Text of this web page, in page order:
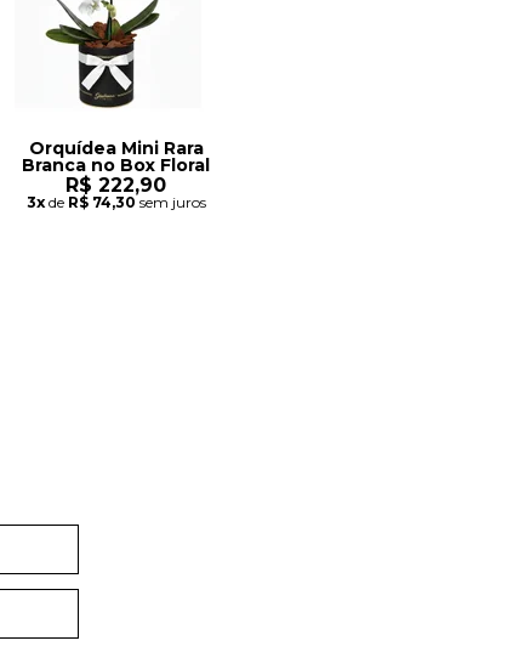
Orquídea Mini Rara
Branca no Box Floral
R$ 222,90
3xde R$ 74,30 sem juros